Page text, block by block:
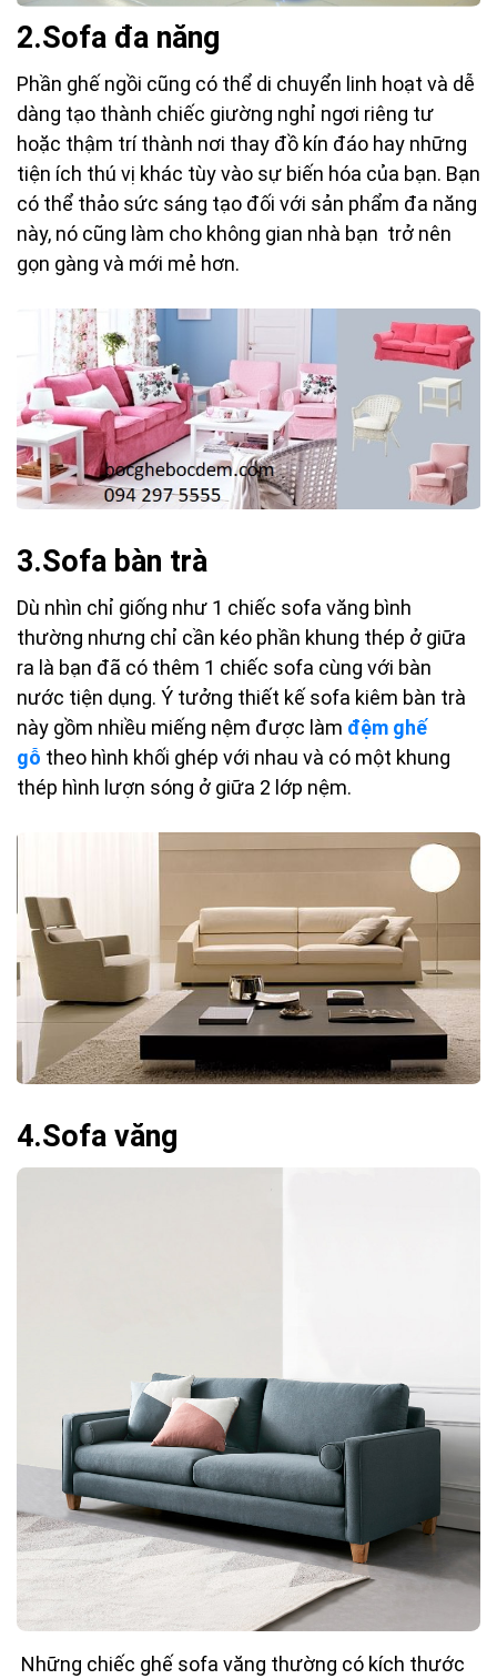
2.Sofa đa năng
Phần ghế ngồi cũng có thể di chuyển linh hoạt và dễ
dàng tạo thành chiếc giường nghỉ ngơi riêng tư
hoặc thậm trí thành nơi thay đồ kín đáo hay những
tiện ích thú vị khác tùy vào sự biến hóa của bạn. Bạn
có thể thảo sức sáng tạo đối với sản phẩm đa năng
này, nó cũng làm cho không gian nhà bạn trở nên
gọn gàng và mới mẻ hơn.
3.Sofa bàn trà
Dù nhìn chỉ giống như 1 chiếc sofa văng bình
thường nhưng chỉ cần kéo phần khung thép ở giữa
ra là bạn đã có thêm 1 chiếc sofa cùng với bàn
nước tiện dụng. Ý tưởng thiết kế sofa kiêm bàn trà
này gồm nhiều miếng nệm được làm đệm ghế
gỗ theo hình khối ghép với nhau và có một khung
thép hình lượn sóng ở giữa 2 lớp nệm.
4.Sofa văng
Những chiếc ghế sofa văng thường có kích thước